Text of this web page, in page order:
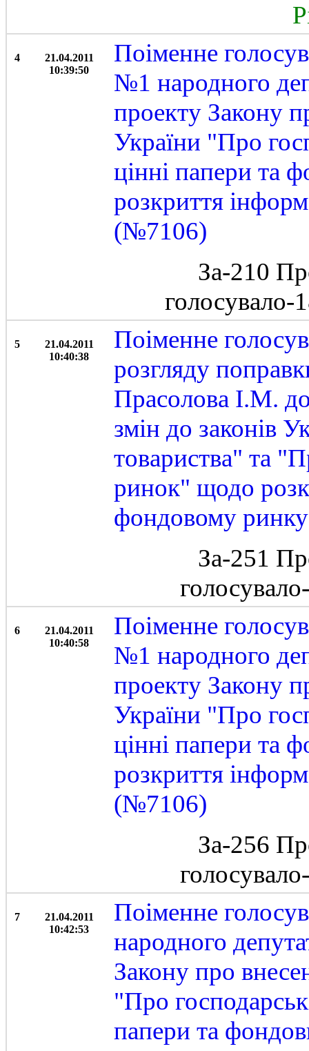
4
21.04.2011
10:39:50
Поіменне
№1 народного
проекту Закону
України "Про
цінні папери та
розкриття
(№7106)
За-210
голосувало-
5
21.04.2011
10:40:38
Поіменне
розгляду
Прасолова І.М.
змін до законів
товариства" та
ринок" щодо
фондовому
За-251
6
21.04.2011
10:40:58
Поіменне
№1 народного
проекту Закону
України "Про
цінні папери та
розкриття
(№7106)
За-256
7
21.04.2011
10:42:53
Поіменне
народного
Закону про
"Про
папери та